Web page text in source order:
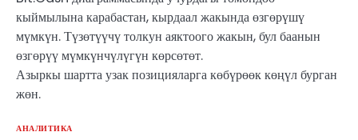
кыймылына карабастан, кырдаал жакында өзгөрүшү
мүмкүн. Түзөтүүчү толкун аяктоого жакын, бул баанын
өзгөрүү мүмкүнчүлүгүн көрсөтөт.
Азыркы шартта узак позицияларга көбүрөөк көңүл бурган
жөн.
АНАЛИТИКА